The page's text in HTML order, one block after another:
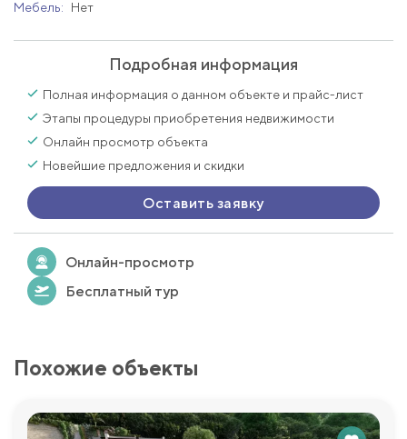
Мебель:
Нет
Подробная информация
Полная информация о данном объекте и прайс-лист
Этапы процедуры приобретения недвижимости
Онлайн просмотр объекта
Новейшие предложения и скидки
Оставить заявку
Онлайн-просмотр
Бесплатный тур
Похожие объекты